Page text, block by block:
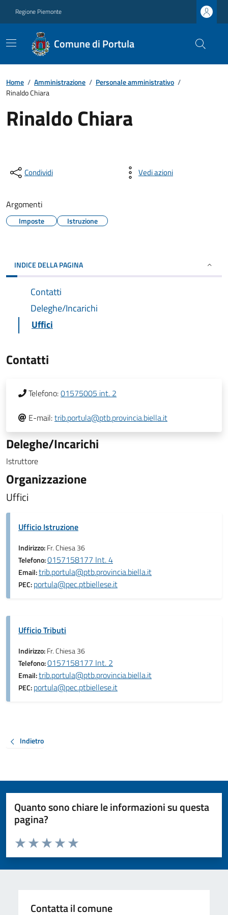
Regione Piemonte
Comune di Portula
Home / Amministrazione / Personale amministrativo /
Rinaldo Chiara
Rinaldo Chiara
Condividi Vedi azioni
Argomenti
Imposte Istruzione
INDICE DELLA PAGINA
Contatti
Deleghe/Incarichi
Uffici
Contatti
Telefono:01575005 int. 2
E-mail:trib.portula@ptb.provincia.biella.it
Deleghe/Incarichi
Istruttore
Organizzazione
Uffici
Ufficio Istruzione
Indirizzo:Fr. Chiesa 36
Telefono:0157158177 Int. 4
Email:trib.portula@ptb.provincia.biella.it
PEC:portula@pec.ptbiellese.it
Ufficio Tributi
Indirizzo:Fr. Chiesa 36
Telefono:0157158177 Int. 2
Email:trib.portula@ptb.provincia.biella.it
PEC:portula@pec.ptbiellese.it
Indietro
Quanto sono chiare le informazioni su questa
pagina?
Valuta da 1 a 5 stelle la pagina
Valuta 5 stelle su 5
Valuta 4 stelle su 5
Valuta 3 stelle su 5
Valuta 2 stelle su 5
Valuta 1 stelle su 5
Contatta il comune